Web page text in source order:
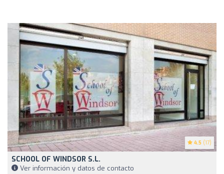
4.5 (17)
SCHOOL OF WINDSOR S.L.
Ver información y datos de contacto